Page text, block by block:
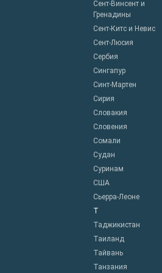
Сент-Винсент и
Гренадины
Сент-Китс и Невис
Сент-Люсия
Сербия
Сингапур
Синт-Мартен
Сирия
Словакия
Словения
Сомали
Судан
Суринам
США
Сьерра-Леоне
Т
Таджикистан
Таиланд
Тайвань
Танзания